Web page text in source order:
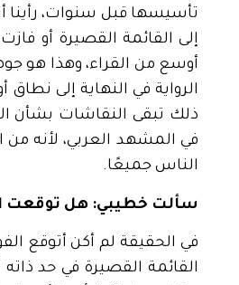
تأسيسها قبل سنوات، رأينا
إلى القائمة القصيرة أو
أوسع من القراء، وهذا هو
الرواية في النهاية إلى
ذلك تبقى النقاشات بشأن
في المشهد العربي، لأنه
الناس جميعًا.
سألت خطيبي: هل توقعت
في الحقيقة لم أكن أتوقع
القائمة القصيرة في حد